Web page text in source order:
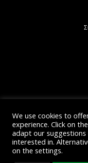
Di piu Copyright ©
We use cookies to
experience. Click on
adapt our
interested in.
on the settings.